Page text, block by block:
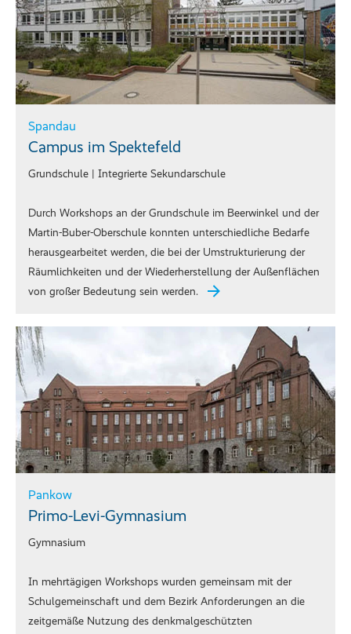
Spandau
Campus im Spektefeld
Grundschule | Integrierte Sekundarschule
Durch Workshops an der Grundschule im Beerwinkel und der
Martin-Buber-Oberschule konnten unterschiedliche Bedarfe
herausgearbeitet werden, die bei der Umstrukturierung der
Räumlichkeiten und der Wiederherstellung der Außenflächen
von großer Bedeutung sein werden.
Pankow
Primo-Levi-Gymnasium
Gymnasium
In mehrtägigen Workshops wurden gemeinsam mit der
Schulgemeinschaft und dem Bezirk Anforderungen an die
zeitgemäße Nutzung des denkmalgeschützten